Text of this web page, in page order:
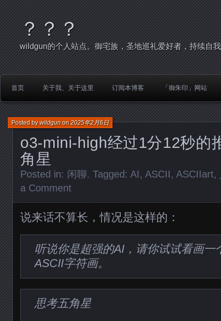
？？？
wildgun的个人站点。御宅族，圣地巡礼爱好者，持续自
首页 关于我、关于这里 订阅本博客 「御朱印」网站
o3-mini-high经过1分12秒的
角星
Posted bywildgunon2025年2月6日
Posted in: 闲聊. Tagged: AI, ASCII, ASCIIart,
a Comment
说来话不算长，情况是这样的：
听说你是超强的AI，请你试试看画一
ASCII字符画。
思考五角星